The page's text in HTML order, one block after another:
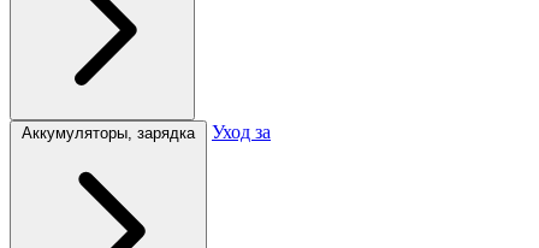
Аккумуляторы, зарядка Уход за